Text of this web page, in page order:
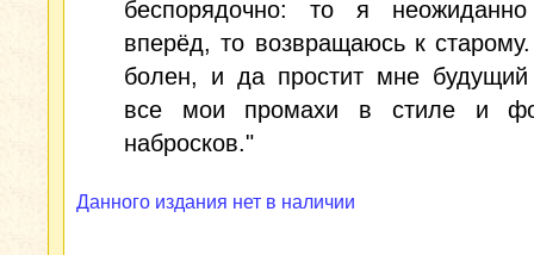
беспорядочно: то я
вперёд, то возвращаюсь к
болен, и да простит мне будущий
все мои промахи в стиле и
набросков."
Данного издания нет в наличии